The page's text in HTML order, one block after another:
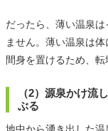
だったら、薄い温泉
ません。薄い温泉は
間身を置けるため、転
（2）源泉かけ流
ぶる
地中から湧き出した